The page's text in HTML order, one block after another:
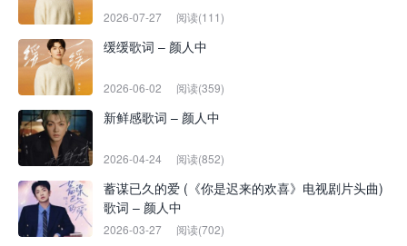
2026-07-27 阅读(111)
缓缓歌词 – 颜人中
2026-06-02 阅读(359)
新鲜感歌词 – 颜人中
2026-04-24 阅读(852)
蓄谋已久的爱 (《你是迟来的欢喜》电视剧片头曲)
歌词 – 颜人中
2026-03-27 阅读(702)